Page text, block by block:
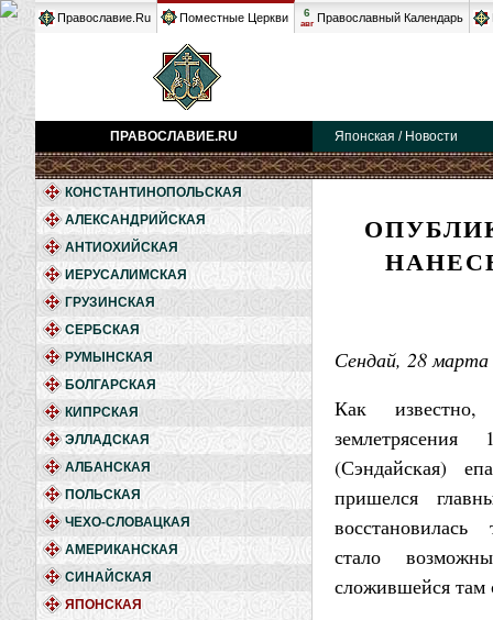
Православие.Ru Поместные Церкви 6
авг Православный Календарь
ПРАВОСЛАВИЕ.RU Японская / Новости
КОНСТАНТИНОПОЛЬСКАЯ
АЛЕКСАНДРИЙСКАЯ
АНТИОХИЙСКАЯ
ИЕРУСАЛИМСКАЯ
ГРУЗИНСКАЯ
СЕРБСКАЯ
РУМЫНСКАЯ
БОЛГАРСКАЯ
КИПРСКАЯ
ЭЛЛАДСКАЯ
АЛБАНСКАЯ
ПОЛЬСКАЯ
ЧЕХО-СЛОВАЦКАЯ
АМЕРИКАНСКАЯ
СИНАЙСКАЯ
ЯПОНСКАЯ
Сендай, 28 марта
Как известно,
(Сэндайская)
пришелся
стало
сложившейся там